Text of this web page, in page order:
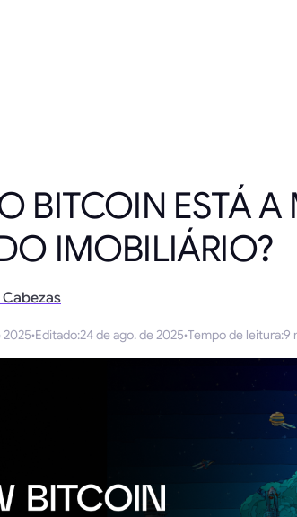
BITCOIN ESTÁ A
IMOBILIÁRIO?
2025·Editado:24 de ago. de 2025·Tempo de leitura:9